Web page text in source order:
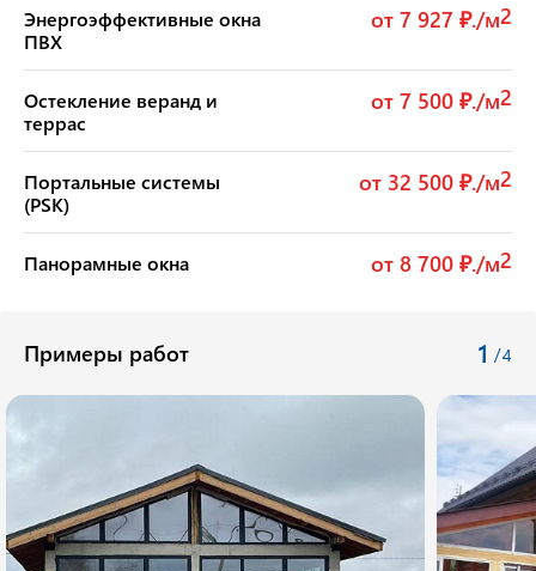
Энергоэффективные окна
ПВХ
от 7 927 ₽./м2
Остекление веранд и
террас
от 7 500 ₽./м2
Портальные системы
(PSK)
от 32 500 ₽./м2
Панорамные окна от 8 700 ₽./м2
Примеры работ 1 /4